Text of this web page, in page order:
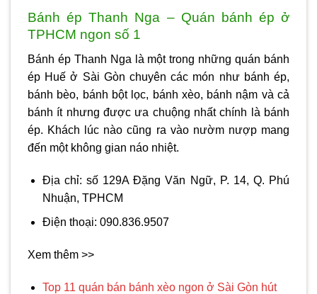
Bánh ép Thanh Nga – Quán bánh ép ở
TPHCM ngon số 1
Bánh ép Thanh Nga là một trong những quán bánh
ép Huế ở Sài Gòn chuyên các món như bánh ép,
bánh bèo, bánh bột lọc, bánh xèo, bánh nậm và cả
bánh ít nhưng được ưa chuộng nhất chính là bánh
ép. Khách lúc nào cũng ra vào nườm nượp mang
đến một không gian náo nhiệt.
Địa chỉ: số 129A Đặng Văn Ngữ, P. 14, Q. Phú
Nhuận, TPHCM
Điện thoại: 090.836.9507
Xem thêm >>
Top 11 quán bán bánh xèo ngon ở Sài Gòn hút